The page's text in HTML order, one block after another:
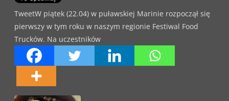
TweetW piątek (22.04) w puławskiej Marinie rozpoczął się
pierwszy w tym roku w naszym regionie Festiwal Food
Trucków. Na uczestników